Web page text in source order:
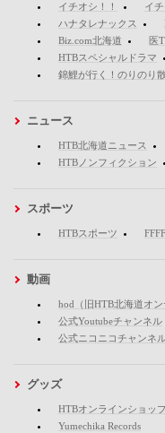
イチオシ！！
イチ
ハナタレナックス
Biz.com北海道
医
HTBスペシャルドラマ
錦鯉が行く！のりのり
ニュース
HTB北海道ニュース
HTBノンフィクション
スポーツ
HTBスポーツ
動画
hod（旧HTB北海道オン
公式Youtubeチャンネル
公式ニコニコチャンネ
グッズ
HTBオンラインショッ
Yumechika Records